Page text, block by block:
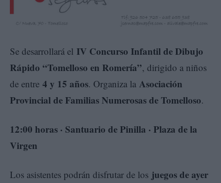
Se desarrollará el IV Concurso Infantil de Dibujo
Rápido “Tomelloso en Romería”, dirigido a niños
de entre 4 y 15 años. Organiza la Asociación
Provincial de Familias Numerosas de Tomelloso.
12:00 horas · Santuario de Pinilla · Plaza de la
Virgen
Los asistentes podrán disfrutar de los juegos de ayer